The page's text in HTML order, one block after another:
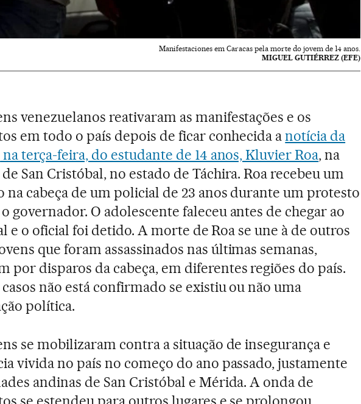
Manifestaciones em Caracas pela morte do jovem de 14 anos.
MIGUEL GUTIÉRREZ (EFE)
venezuelanos reativaram as manifestações e os
em todo o país depois de ficar conhecida anotícia da
terça-feira, do estudante de 14 anos, Kluvier Roa, na
San Cristóbal, no estado de Táchira. Roa recebeu um
na cabeça de um policial de 23 anos durante um protesto
governador. O adolescente faleceu antes de chegar ao
e o oficial foi detido. A morte de Roa se une à de outros
que foram assassinados nas últimas semanas,
por disparos da cabeça, em diferentes regiões do país.
casos não está confirmado se existiu ou não uma
política.
se mobilizaram contra a situação de insegurança e
vivida no país no começo do ano passado, justamente
andinas de San Cristóbal e Mérida. A onda de